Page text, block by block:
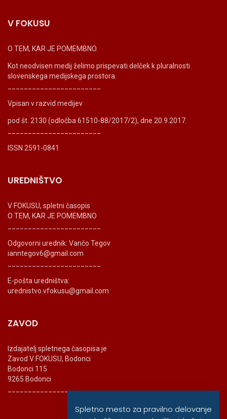
V FOKUSU
O TEM, KAR JE POMEMBNO.
Kot neodvisen medij želimo prispevati delček k pluralnosti
slovenskega medijskega prostora.
Vpisan v razvid medijev
pod št. 2130 (odločba 61510-88/2017/2), dne 20.9.2017.
ISSN 2591-0841
UREDNIŠTVO
V FOKUSU, spletni časopis
O TEM, KAR JE POMEMBNO
Odgovorni urednik: Vančo Tegov
ianntegov6@gmail.com
E-pošta uredništva:
urednistvo.vfokusu@gmail.com
ZAVOD
Izdajatelj spletnega časopisa je
Zavod V FOKUSU, Bodonci
Bodonci 115
9265 Bodonci
_______________________
Spletno mesto za pravilno delovanje